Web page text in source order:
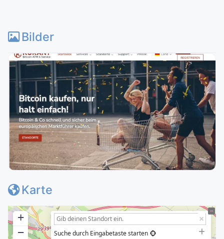
Bilder
Karte
+
−
Suche durch Eingabetaste starten